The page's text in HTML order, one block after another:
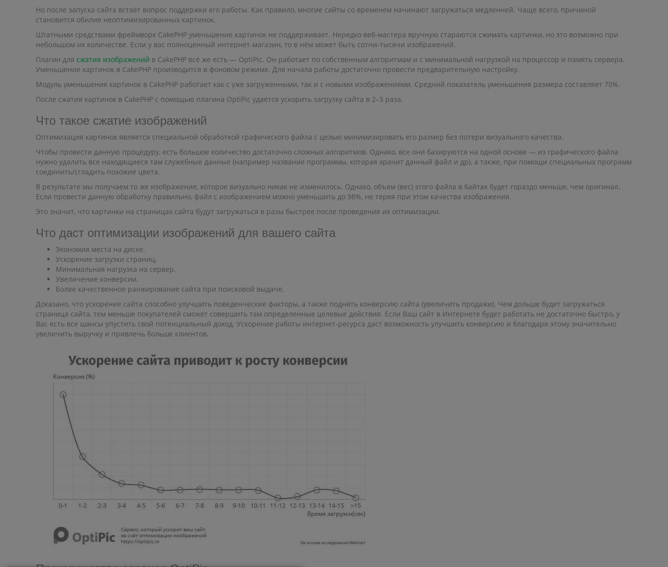
Но после запуска сайта встаёт вопрос поддержки его работы. Как правило, многие сайты со временем начинают загружаться медленней. Чаще всего, причиной
становится обилие неоптимизированных картинок.
Штатными средствами фреймворк CakePHP уменьшение картинок не поддерживает. Нередко веб-мастера вручную стараются сжимать картинки, но это возможно при
небольшом их количестве. Если у вас полноценный интернет-магазин, то в нём может быть сотни-тысячи изображений.
Плагин для сжатия изображений в CakePHP всё же есть — OptiPic. Он работает по собственным алгоритмам и с минимальной нагрузкой на процессор и память сервера.
Уменьшение картинок в CakePHP производится в фоновом режиме. Для начала работы достаточно провести предварительную настройку.
Модуль уменьшения картинок в CakePHP работает как с уже загруженными, так и с новыми изображениями. Средний показатель уменьшения размера составляет 70%.
После сжатия картинок в CakePHP с помощью плагина OptiPic удаётся ускорить загрузку сайта в 2–3 раза.
Что такое сжатие изображений
Оптимизация картинок является специальной обработкой графического файла с целью минимизировать его размер без потери визуального качества.
Чтобы провести данную процедуру, есть большое количество достаточно сложных алгоритмов. Однако, все они базируются на одной основе — из графического файла
нужно удалить все находящиеся там служебные данные (например название программы, которая хранит данный файл и др), а также, при помощи специальных программ
соединить/сгладить похожие цвета.
В результате мы получаем то же изображение, которое визуально никак не изменилось. Однако, объем (вес) этого файла в байтах будет гораздо меньше, чем оригинал.
Если провести данную обработку правильно, файл с изображением можно уменьшить до 98%, не теряя при этом качества изображения.
Это значит, что картинки на страницах сайта будут загружаться в разы быстрее после проведения их оптимизации.
Что даст оптимизации изображений для вашего сайта
Экономия места на диске.
Ускорение загрузки страниц.
Минимальная нагрузка на сервер.
Увеличение конверсии.
Более качественное ранжирование сайта при поисковой выдаче.
Доказано, что ускорение сайта способно улучшить поведенческие факторы, а также поднять конверсию сайта (увеличить продажи). Чем дольше будет загружаться
страница сайта, тем меньше покупателей сможет совершить там определенные целевые действия. Если Ваш сайт в Интернете будет работать не достаточно быстро, у
Вас есть все шансы упустить свой потенциальный доход. Ускорение работы интернет-ресурса даст возможность улучшить конверсию и благодаря этому значительно
увеличить выручку и привлечь больше клиентов.